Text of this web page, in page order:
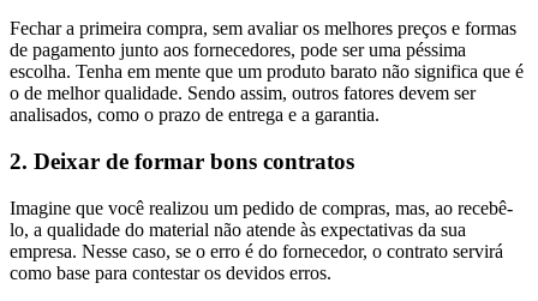
Fechar a primeira compra, sem avaliar os melhores preços e formas
de pagamento junto aos fornecedores, pode ser uma péssima
escolha. Tenha em mente que um produto barato não significa que é
o de melhor qualidade. Sendo assim, outros fatores devem ser
analisados, como o prazo de entrega e a garantia.
2. Deixar de formar bons contratos
Imagine que você realizou um pedido de compras, mas, ao recebê-
lo, a qualidade do material não atende às expectativas da sua
empresa. Nesse caso, se o erro é do fornecedor, o contrato servirá
como base para contestar os devidos erros.